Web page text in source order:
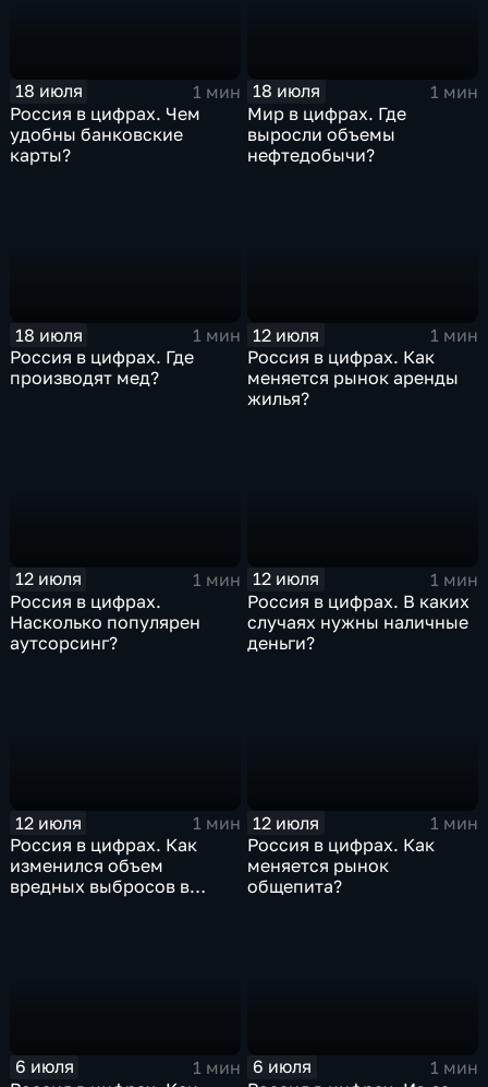
18 июля
1 мин
Россия в цифрах. Чем
удобны банковские
карты?
18 июля
1 мин
Мир в цифрах. Где
выросли объемы
нефтедобычи?
18 июля
1 мин
Россия в цифрах. Где
производят мед?
12 июля
1 мин
Россия в цифрах. Как
меняется рынок аренды
жилья?
12 июля
1 мин
Россия в цифрах.
Насколько популярен
аутсорсинг?
12 июля
1 мин
Россия в цифрах. В каких
случаях нужны наличные
деньги?
12 июля
1 мин
Россия в цифрах. Как
изменился объем
вредных выбросов в
12 июля
1 мин
Россия в цифрах. Как
меняется рынок
общепита?
6 июля
1 мин
6 июля
1 мин